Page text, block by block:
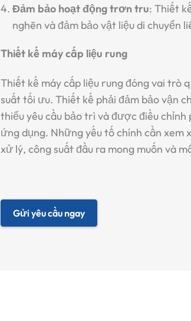
Đảm bảo hoạt động trơn tru: Thiết
nghẽn và đảm bảo vật liệu di chuyển
Thiết kế máy cấp liệu rung
Thiết kế máy cấp liệu rung đóng vai trò
suất tối ưu. Thiết kế phải đảm bảo vận
thiểu yêu cầu bảo trì và được điều
ứng dụng. Những yếu tố chính cần xem
xử lý, công suất đầu ra mong muốn và
Gửi yêu cầu ngay